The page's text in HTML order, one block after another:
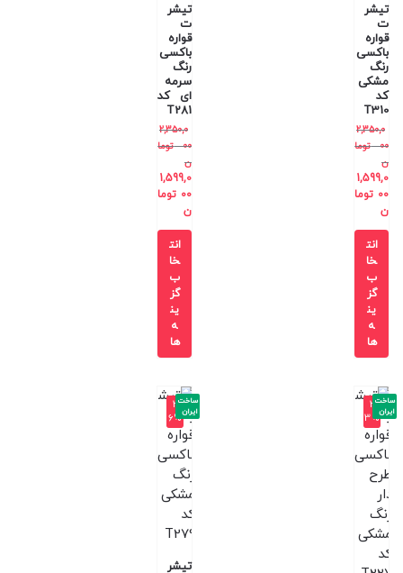
تیشر
ت
قواره
باکسی
رنگ
مشکی
کد
T310
2,350,0
00
توما
ن
1,599,0
00 توما
ن
انت
خا
ب
گز
ین
ه
ها
تیشر
ت
قواره
باکسی
رنگ
سرمه
ای کد
T281
2,350,0
00
توما
ن
1,599,0
00 توما
ن
انت
خا
ب
گز
ین
ه
ها
-3
3%
ساخت
ایران
-3
6%
تیشر
ساخت
ایران